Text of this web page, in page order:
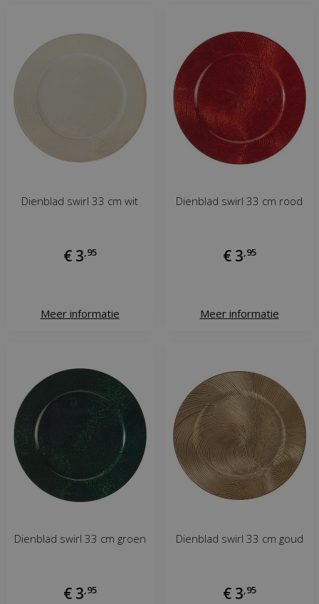
Dienblad swirl 33 cm wit
€ 3 95
Meer informatie
Dienblad swirl 33 cm rood
€ 3 95
Meer informatie
Dienblad swirl 33 cm groen
€ 3 95
Dienblad swirl 33 cm goud
€ 3 95